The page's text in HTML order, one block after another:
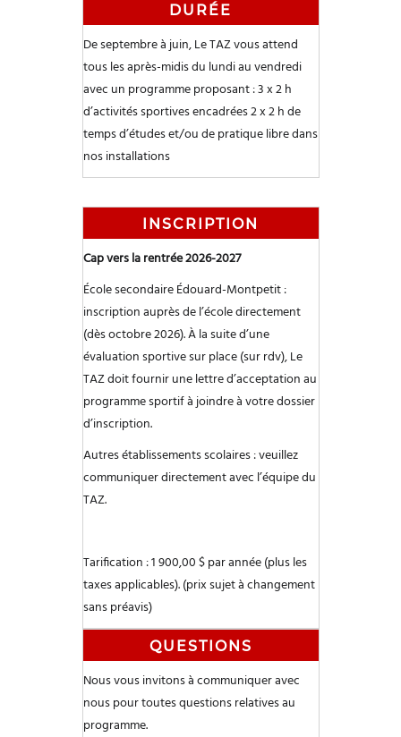
DURÉE
De septembre à juin, Le TAZ vous attend
tous les après-midis du lundi au vendredi
avec un programme proposant :3 x 2 h
d’activités sportives encadrées2 x 2 h de
temps d’études et/ou de pratique libre dans
nos installations
INSCRIPTION
Cap vers la rentrée 2026-2027
École secondaire Édouard-Montpetit :
inscription auprès de l’école directement
(dès octobre 2026).À la suite d’une
évaluation sportive sur place (sur rdv), Le
TAZ doit fournir une lettre d’acceptation au
programme sportif à joindre à votre dossier
d’inscription.
Autres établissements scolaires : veuillez
communiquer directement avec l’équipe du
TAZ.
Tarification : 1 900,00 $ par année (plus les
taxes applicables).(prix sujet à changement
sans préavis)
QUESTIONS
Nous vous invitons à communiquer avec
nous pour toutes questions relatives au
programme.